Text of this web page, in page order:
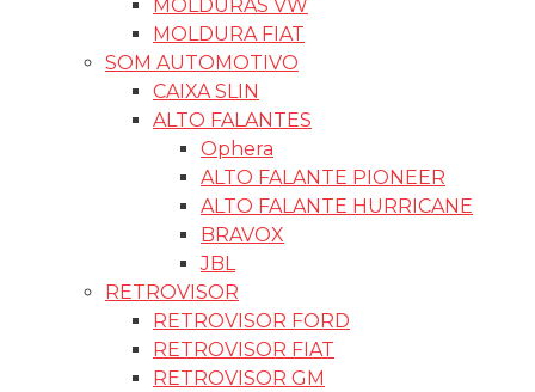
MOLDURAS VW
MOLDURA FIAT
SOM AUTOMOTIVO
CAIXA SLIN
ALTO FALANTES
Ophera
ALTO FALANTE PIONEER
ALTO FALANTE HURRICANE
BRAVOX
JBL
RETROVISOR
RETROVISOR FORD
RETROVISOR FIAT
RETROVISOR GM